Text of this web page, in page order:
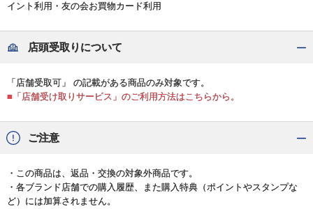
イント利用・友の会お買物カード利用
店頭受取りについて
「店舗受取可」 の記載がある商品のみ対象です。
■「店舗受け取りサービス」のご利用方法はこちらから。
ご注意
・この商品は、返品・交換の対象外商品です。
・各ブランド店舗での購入履歴、また購入特典（ポイントやスタンプな
ど）には加算されません。